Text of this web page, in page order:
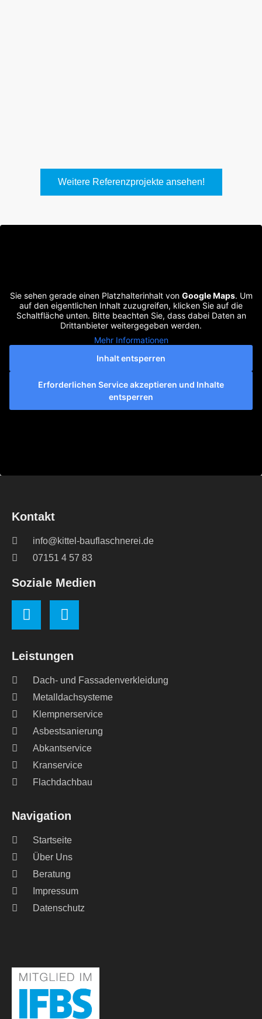
Weitere Referenzprojekte ansehen!
Sie sehen gerade einen Platzhalterinhalt von Google Maps. Um
auf den eigentlichen Inhalt zuzugreifen, klicken Sie auf die
Schaltfläche unten. Bitte beachten Sie, dass dabei Daten an
Drittanbieter weitergegeben werden.
Mehr Informationen
Inhalt entsperren
Erforderlichen Service akzeptieren und Inhalte
entsperren
Navigation
Startseite
Über Uns
Beratung
Impressum
Datenschutz
Leistungen
Dach- und Fassadenverkleidung
Metalldachsysteme
Klempnerservice
Asbestsanierung
Abkantservice
Kranservice
Flachdachbau
Kontakt
info@kittel-bauflaschnerei.de
07151 4 57 83
Soziale Medien